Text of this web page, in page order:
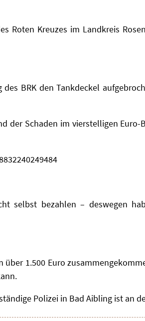
Roten Kreuzes im Landkreis
BRK den Tankdeckel
der Schaden im vierstelligen
selbst bezahlen – deswegen
1.500 Euro
Polizei in Bad Aibling ist an